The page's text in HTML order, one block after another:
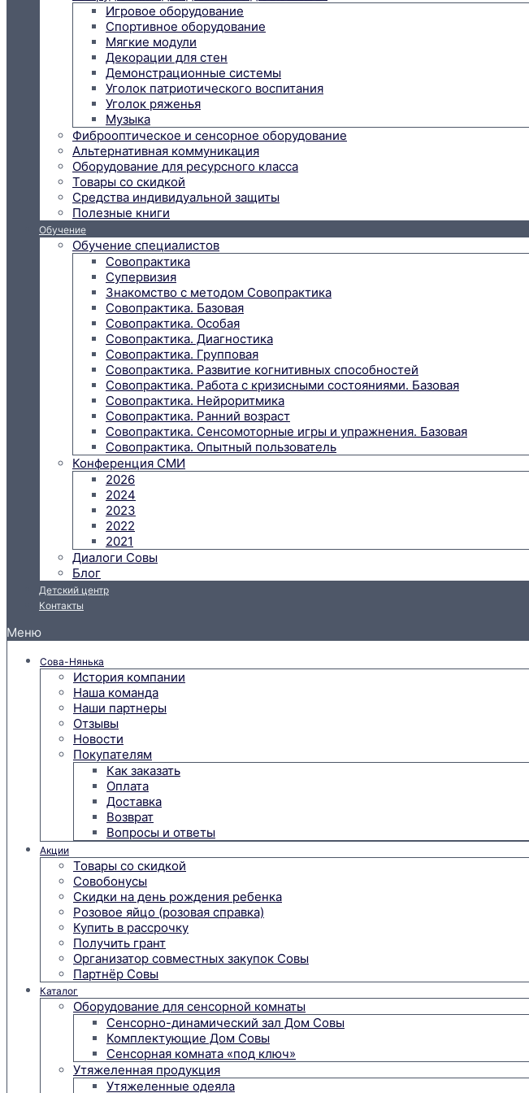
Игровое оборудование
Спортивное оборудование
Мягкие модули
Декорации для стен
Демонстрационные системы
Уголок патриотического воспитания
Уголок ряженья
Музыка
Фиброоптическое и сенсорное оборудование
Альтернативная коммуникация
Оборудование для ресурсного класса
Товары со скидкой
Средства индивидуальной защиты
Полезные книги
Обучение
Обучение специалистов
Совопрактика
Супервизия
Знакомство с методом Совопрактика
Совопрактика. Базовая
Совопрактика. Особая
Совопрактика. Диагностика
Совопрактика. Групповая
Совопрактика. Развитие когнитивных способностей
Совопрактика. Работа с кризисными состояниями. Базовая
Совопрактика. Нейроритмика
Совопрактика. Ранний возраст
Совопрактика. Сенсомоторные игры и упражнения. Базовая
Совопрактика. Опытный пользователь
Конференция СМИ
2026
2024
2023
2022
2021
Диалоги Совы
Блог
Детский центр
Контакты
Меню
Сова-Нянька
История компании
Наша команда
Наши партнеры
Отзывы
Новости
Покупателям
Как заказать
Оплата
Доставка
Возврат
Вопросы и ответы
Акции
Товары со скидкой
Совобонусы
Скидки на день рождения ребенка
Розовое яйцо (розовая справка)
Купить в рассрочку
Получить грант
Организатор совместных закупок Совы
Партнёр Совы
Каталог
Оборудование для сенсорной комнаты
Сенсорно-динамический зал Дом Совы
Комплектующие Дом Совы
Сенсорная комната «под ключ»
Утяжеленная продукция
Утяжеленные одеяла